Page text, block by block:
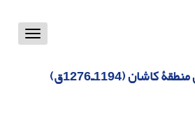
Toggle
(1194ـ1276ق)